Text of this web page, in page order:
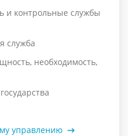
и контрольные службы
служба
необходимость,
управлению